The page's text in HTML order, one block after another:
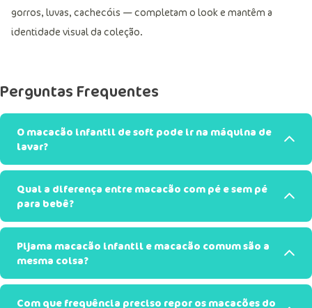
gorros, luvas, cachecóis — completam o look e mantêm a
identidade visual da coleção.
Perguntas Frequentes
O macacão infantil de soft pode ir na máquina de
lavar?
Qual a diferença entre macacão com pé e sem pé
para bebê?
Pijama macacão infantil e macacão comum são a
mesma coisa?
Com que frequência preciso repor os macacões do